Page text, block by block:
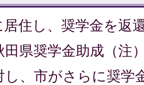
居住し、奨学金を返
田県奨学金助成（注
し、市がさらに奨学